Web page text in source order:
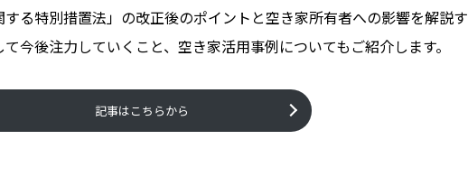
る特別措置法」の改正後のポイントと空き家所有者への影響を解説す
今後注力していくこと、空き家活用事例についてもご紹介します。
記事はこちらから